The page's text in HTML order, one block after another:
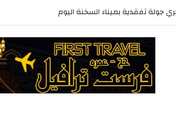
جولة تفقدية بميناء السخنة اليوم